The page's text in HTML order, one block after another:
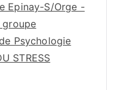
Epinay-S/Orge -
groupe
Psychologie
STRESS